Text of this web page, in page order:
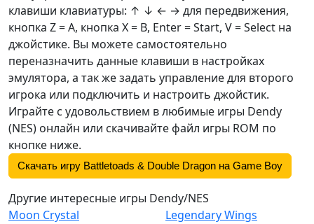
клавиши клавиатуры: ↑ ↓ ← → для передвижения,
кнопка Z =A, кнопка X = B, Enter = Start, V = Select на
джойстике. Вы можете самостоятельно
переназначить данные клавиши в настройках
эмулятора, а так же задать управление для второго
игрока или подключить и настроить джойстик.
Играйте с удовольствием в любимые игры Dendy
(NES) онлайн или скачивайте файл игры ROM по
кнопке ниже.
Скачать игру Battletoads & Double Dragon на Game Boy
Другие интересные игры Dendy/NES
Moon Crystal
Legendary Wings